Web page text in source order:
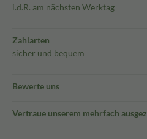
i.d.R. am nächsten Werktag
Zahlarten
sicher und bequem
Bewerte uns
Vertraue unserem mehrfach